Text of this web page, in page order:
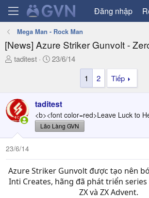
Đăng nhập
Mega Man - Rock Man
[News] Azure Striker Gunvolt -
T
a
d
s
a
r
t
e
r
taditest
N
ử
i
23/6/14
1
2 Tiếp
taditest
<b><font color=red>Leave Luck to
Lão Làng GVN
23/6/14
Azure Striker Gunvolt được tạo nên
Inti Creates, hãng đã phát triển
ZX và ZX Advent.